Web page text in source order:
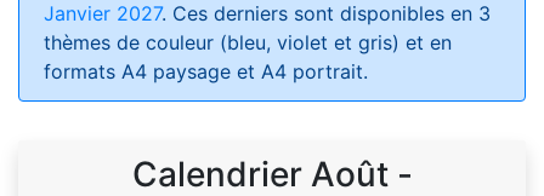
Janvier 2027. Ces derniers sont disponibles en 3
thèmes de couleur (bleu, violet et gris) et en
formats A4 paysage et A4 portrait.
Calendrier Août -